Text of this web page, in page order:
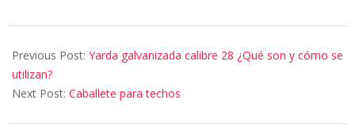
Previous Post: Yarda galvanizada calibre 28 ¿Qué son y cómo se
utilizan?
Next Post: Caballete para techos